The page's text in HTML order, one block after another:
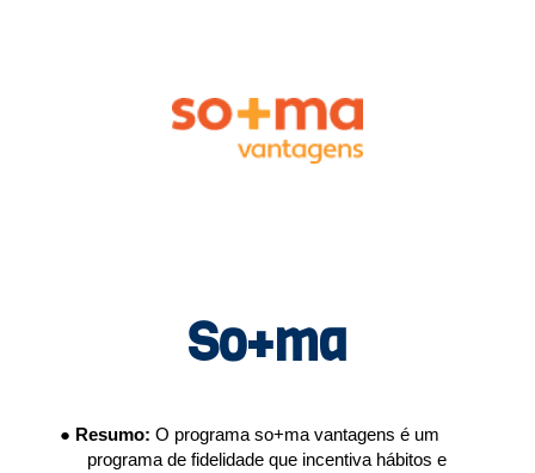
So+ma
● Resumo: O programa so+ma vantagens é um
programa de fidelidade que incentiva hábitos e